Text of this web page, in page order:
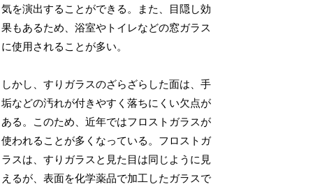
気を演出することができる。また、目隠し効
果もあるため、浴室やトイレなどの窓ガラス
に使用されることが多い。
しかし、すりガラスのざらざらした面は、手
垢などの汚れが付きやすく落ちにくい欠点が
ある。このため、近年ではフロストガラスが
使われることが多くなっている。フロストガ
ラスは、すりガラスと見た目は同じように見
えるが、表面を化学薬品で加工したガラスで